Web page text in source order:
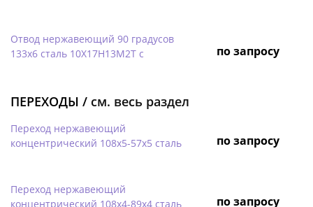
Отвод нержавеющий 90 градусов
133х6 сталь 10Х17Н13М2Т с
по запросу
ПЕРЕХОДЫ / см. весь раздел
Переход нержавеющий
концентрический 108х5-57х5 сталь
по запросу
Переход нержавеющий
концентрический 108х4-89х4 сталь
по запросу